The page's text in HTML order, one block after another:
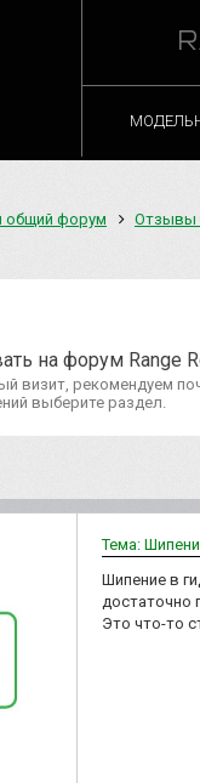
общий форум Отзывы
на форум Range
визит, рекомендуем
выберите раздел.
Тема:
Шипение в
достаточно
Это что-то